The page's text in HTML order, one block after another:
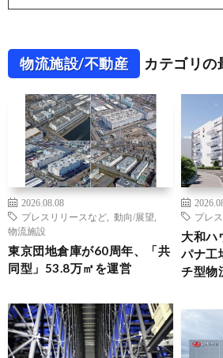
物流施設/不動産 カテゴリの
2026.08.08
プレスリリースなど
動向/展望
物流施設
東京団地倉庫が60周年、「共
同型」53.8万㎡を運営
プレ
大和ハ
パナ工
チ型物